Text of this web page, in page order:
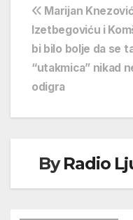
objava
Marijan
Izetbegoviću i
bi bilo bolje da se
“utakmica” nikad
odigra
ByRadio